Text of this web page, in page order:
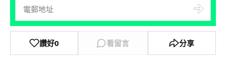
讚好0 看留言 分享